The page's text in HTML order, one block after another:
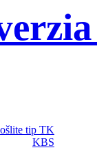
tip TK
KBS